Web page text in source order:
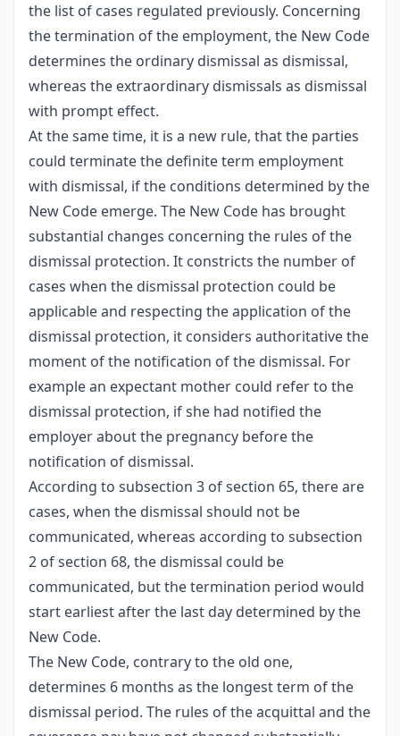
the list of cases regulated previously. Concerning
the termination of the employment, the New Code
determines the ordinary dismissal as dismissal,
whereas the extraordinary dismissals as dismissal
with prompt effect.
At the same time, it is a new rule, that the parties
could terminate the definite term employment
with dismissal, if the conditions determined by the
New Code emerge. The New Code has brought
substantial changes concerning the rules of the
dismissal protection. It constricts the number of
cases when the dismissal protection could be
applicable and respecting the application of the
dismissal protection, it considers authoritative the
moment of the notification of the dismissal. For
example an expectant mother could refer to the
dismissal protection, if she had notified the
employer about the pregnancy before the
notification of dismissal.
According to subsection 3 of section 65, there are
cases, when the dismissal should not be
communicated, whereas according to subsection
2 of section 68, the dismissal could be
communicated, but the termination period would
start earliest after the last day determined by the
New Code.
The New Code, contrary to the old one,
determines 6 months as the longest term of the
dismissal period. The rules of the acquittal and the